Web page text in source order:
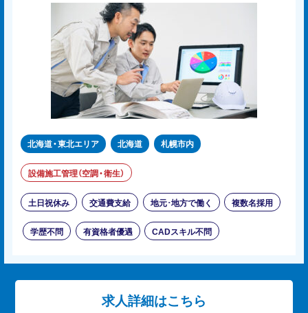
北海道・東北エリア 北海道 札幌市内
設備施工管理（空調・衛生）
土日祝休み 交通費支給 地元･地方で働く 複数名採用
学歴不問 有資格者優遇 CADスキル不問
求人詳細はこちら